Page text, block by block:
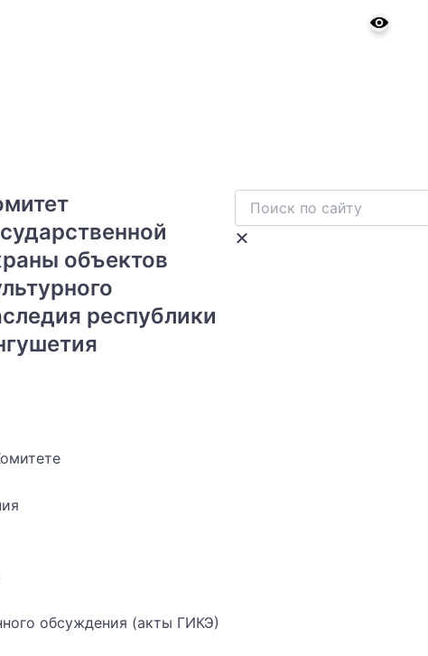
объектов
республики
Search
Close
this
обсуждения (акты ГИКЭ)